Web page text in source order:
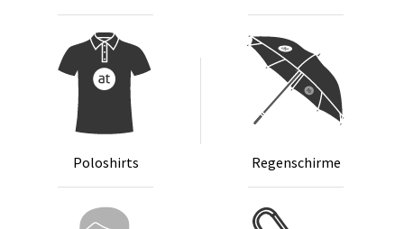
Po­lo­shirts Re­gen­schir­me